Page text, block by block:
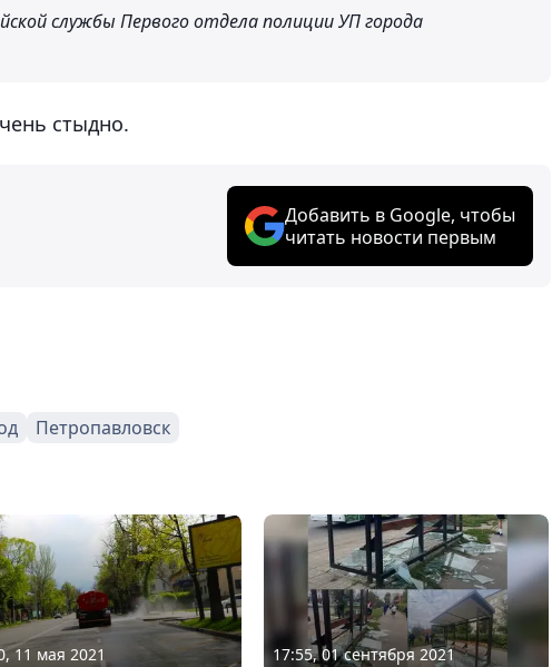
службы Первого отдела полиции УП города
стыдно.
Добавить в Google, чтобы
читать новости первым
Петропавловск
11 мая 2021 17:55, 01 сентября 2021